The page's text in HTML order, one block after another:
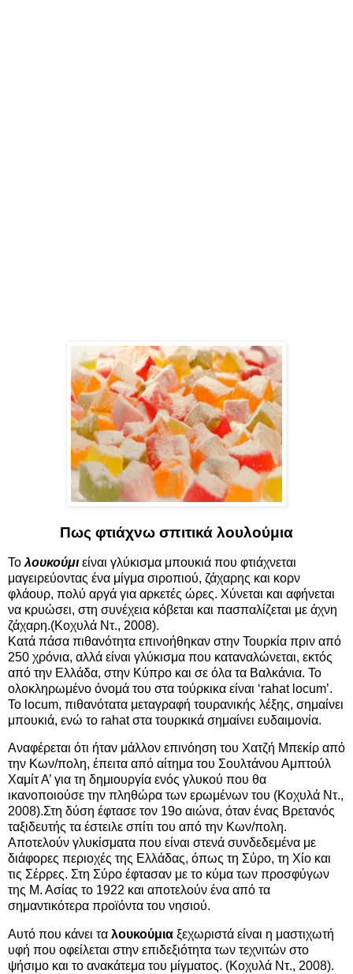
Πως φτιάχνω σπιτικά λουλούμια
Το λουκούμι είναι γλύκισμα μπουκιά που φτιάχνεται
μαγειρεύοντας ένα μίγμα σιροπιού, ζάχαρης και κορν
φλάουρ, πολύ αργά για αρκετές ώρες. Χύνεται και αφήνεται
να κρυώσει, στη συνέχεια κόβεται και πασπαλίζεται με άχνη
ζάχαρη.(Κοχυλά Ντ., 2008).
Κατά πάσα πιθανότητα επινοήθηκαν στην Τουρκία πριν από
250 χρόνια, αλλά είναι γλύκισμα που καταναλώνεται, εκτός
από την Ελλάδα, στην Κύπρο και σε όλα τα Βαλκάνια. Το
ολοκληρωμένο όνομά του στα τούρκικα είναι ‘rahat locum’.
Το locum, πιθανότατα μεταγραφή τουρανικής λέξης, σημαίνει
μπουκιά, ενώ το rahat στα τουρκικά σημαίνει ευδαιμονία.
Αναφέρεται ότι ήταν μάλλον επινόηση του Χατζή Μπεκίρ από
την Κων/πολη, έπειτα από αίτημα του Σουλτάνου Αμπτούλ
Χαμίτ Α’ για τη δημιουργία ενός γλυκού που θα
ικανοποιούσε την πληθώρα των ερωμένων του (Κοχυλά Ντ.,
2008).Στη δύση έφτασε τον 19ο αιώνα, όταν ένας Βρετανός
ταξιδευτής τα έστειλε σπίτι του από την Κων/πολη.
Αποτελούν γλυκίσματα που είναι στενά συνδεδεμένα με
διάφορες περιοχές της Ελλάδας, όπως τη Σύρο, τη Χίο και
τις Σέρρες. Στη Σύρο έφτασαν με το κύμα των προσφύγων
της Μ. Ασίας το 1922 και αποτελούν ένα από τα
σημαντικότερα προϊόντα του νησιού.
Αυτό που κάνει τα λουκούμια ξεχωριστά είναι η μαστιχωτή
υφή που οφείλεται στην επιδεξιότητα των τεχνιτών στο
ψήσιμο και το ανακάτεμα του μίγματος. (Κοχυλά Ντ., 2008).